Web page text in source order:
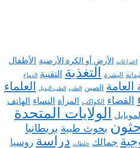
اختراعات الأرض أو الكرة الأرضية الأطفال
البشرة التغذية التقنية الدماغ
الصين الطب الطب البديل العلماء
الفضاء الكواكب المرأة النساء
الهاتف
الولايات المتحدة
بحوث طبية بريطانيا
جمالك خلطات دراسة روسيا